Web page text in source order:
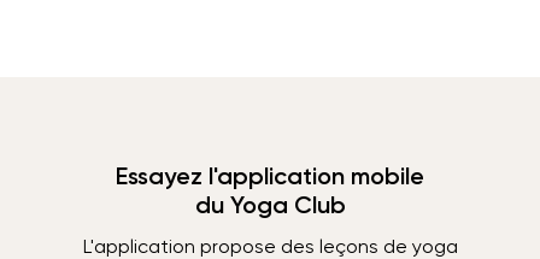
Essayez l'application mobile
du Yoga Club
L'application propose des leçons de yoga